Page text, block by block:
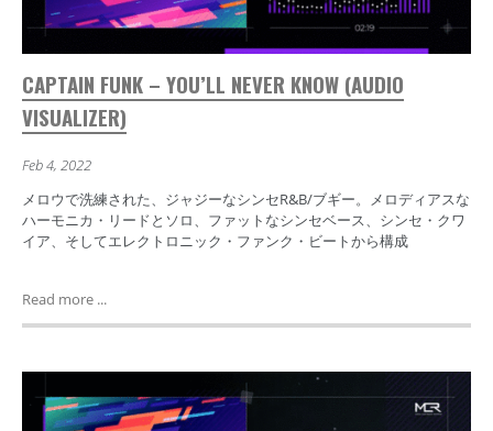
CAPTAIN FUNK – YOU’LL NEVER KNOW (AUDIO
VISUALIZER)
Feb 4, 2022
メロウで洗練された、ジャジーなシンセR&B/ブギー。メロディアスな
ハーモニカ・リードとソロ、ファットなシンセベース、シンセ・クワ
イア、そしてエレクトロニック・ファンク・ビートから構成
Read more ...